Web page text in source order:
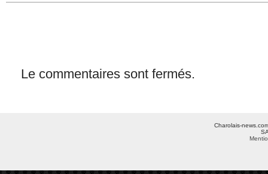
Le commentaires sont fermés.
Charolais-